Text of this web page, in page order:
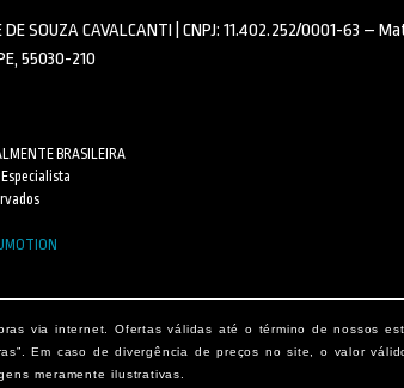
SOUZA CAVALCANTI | CNPJ: 11.402.252/0001-63 –
55030-210
BRASILEIRA
via internet. Ofertas válidas até o término de nossos
Em caso de divergência de preços no site, o valor
meramente ilustrativas.